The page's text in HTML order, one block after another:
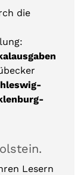
die
Lesern